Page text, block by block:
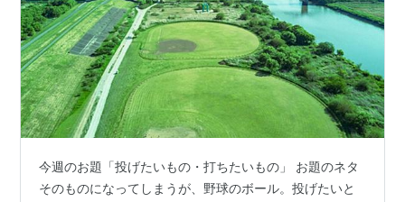
今週のお題「投げたいもの・打ちたいもの」 お題のネタ
そのものになってしまうが、野球のボール。投げたいと